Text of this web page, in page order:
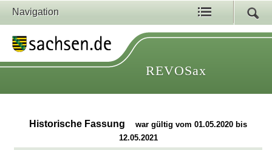
Navigation
REVOSax
Historische Fassung
war gültig vom 01.05.2020 bis
12.05.2021